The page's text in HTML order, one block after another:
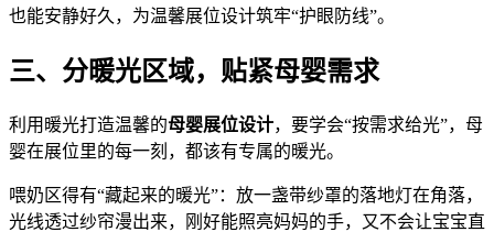
也能安静好久，为温馨展位设计筑牢“护眼防线”。
三、分暖光区域，贴紧母婴需求
利用暖光打造温馨的母婴展位设计，要学会“按需求给光”，母
婴在展位里的每一刻，都该有专属的暖光。
喂奶区得有“藏起来的暖光”：放一盏带纱罩的落地灯在角落，
光线透过纱帘漫出来，刚好能照亮妈妈的手，又不会让宝宝直